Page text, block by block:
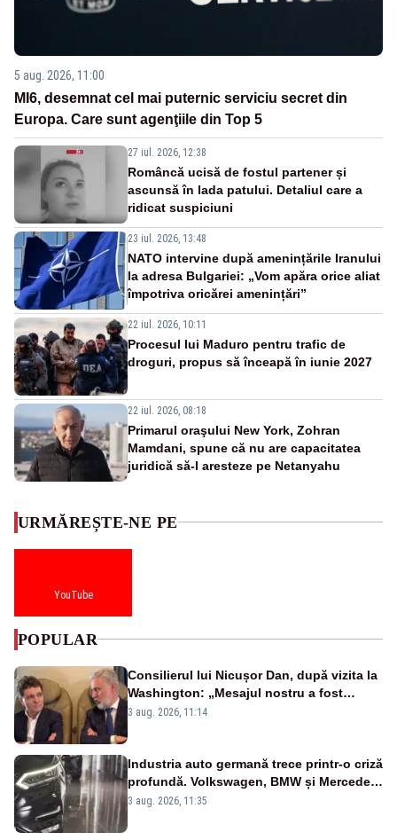
5 aug. 2026, 11:00
MI6, desemnat cel mai puternic serviciu secret din
Europa. Care sunt agenţiile din Top 5
27 iul. 2026, 12:38
Româncă ucisă de fostul partener și
ascunsă în lada patului. Detaliul care a
ridicat suspiciuni
23 iul. 2026, 13:48
NATO intervine după amenințările Iranului
la adresa Bulgariei: „Vom apăra orice aliat
împotriva oricărei amenințări”
22 iul. 2026, 10:11
Procesul lui Maduro pentru trafic de
droguri, propus să înceapă în iunie 2027
22 iul. 2026, 08:18
Primarul oraşului New York, Zohran
Mamdani, spune că nu are capacitatea
juridică să-l aresteze pe Netanyahu
URMĂREȘTE-NE PE
YouTube
POPULAR
Consilierul lui Nicușor Dan, după vizita la
Washington: „Mesajul nostru a fost
simplu - România stă alături de Statele
3 aug. 2026, 11:14
Industria auto germană trece printr-o criză
profundă. Volkswagen, BMW și Mercedes
reduc mii de posturi
3 aug. 2026, 11:35